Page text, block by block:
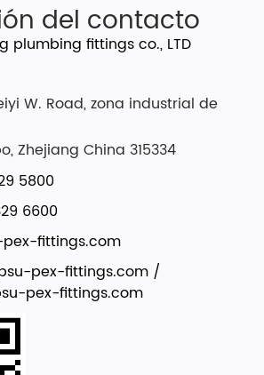
del contacto
plumbing fittings co., LTD
W. Road, zona industrial de
China 315334
5800
6600
pex-fittings.com
pex-fittings.com /
pex-fittings.com